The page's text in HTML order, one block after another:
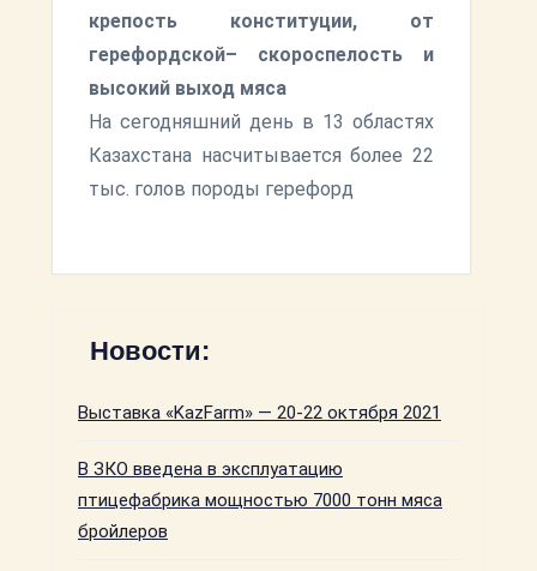
крепость конституции, от
герефордской– скороспелость и
высокий выход мяса
На сегодняшний день в 13 областях
Казахстана насчитывается более 22
тыс. голов породы герефорд
Новости:
Выставка «KazFarm» — 20-22 октября 2021
В ЗКО введена в эксплуатацию
птицефабрика мощностью 7000 тонн мяса
бройлеров